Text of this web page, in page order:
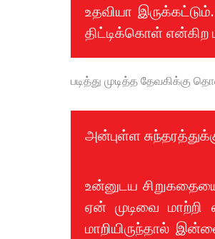
உதவியா
திட்டிக்கொள் என்கிற
படித்து முடித்த தேவகிக்கு
அன்புள்ள
உன்னுடய
ஏன் முடிவை மாற்றி
மாறியிருந்தால்